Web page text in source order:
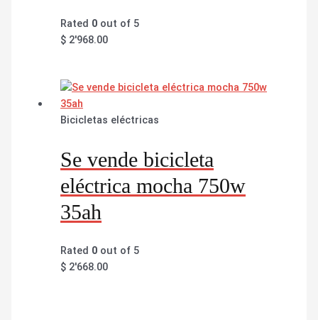
Rated 0 out of 5
$ 2'968.00
Bicicletas eléctricas
Se vende bicicleta
eléctrica mocha 750w
35ah
Rated 0 out of 5
$ 2'668.00